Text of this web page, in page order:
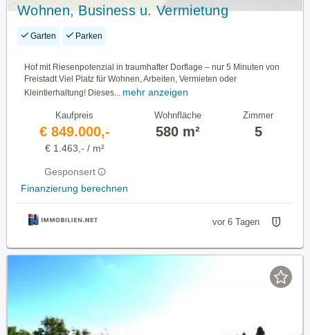
Wohnen, Business u. Vermietung
Garten Parken
Hof mit Riesenpotenzial in traumhafter Dorflage – nur 5 Minuten von
Freistadt Viel Platz für Wohnen, Arbeiten, Vermieten oder
Kleintierhaltung! Dieses...
mehr anzeigen
Kaufpreis
€ 849.000,-
€ 1.463,- / m²
Gesponsert
Finanzierung berechnen
Wohnfläche
580 m²
Zimmer
5
vor 6 Tagen